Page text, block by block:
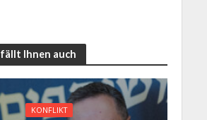
Ihnen auch
KONFLIKT